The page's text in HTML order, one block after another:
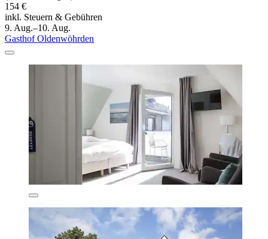
154 €
inkl. Steuern & Gebühren
9. Aug.–10. Aug.
Gasthof Oldenwöhrden